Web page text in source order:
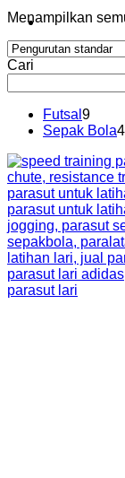
Menampilkan
Cari
Futsal 99
Sepak Bola